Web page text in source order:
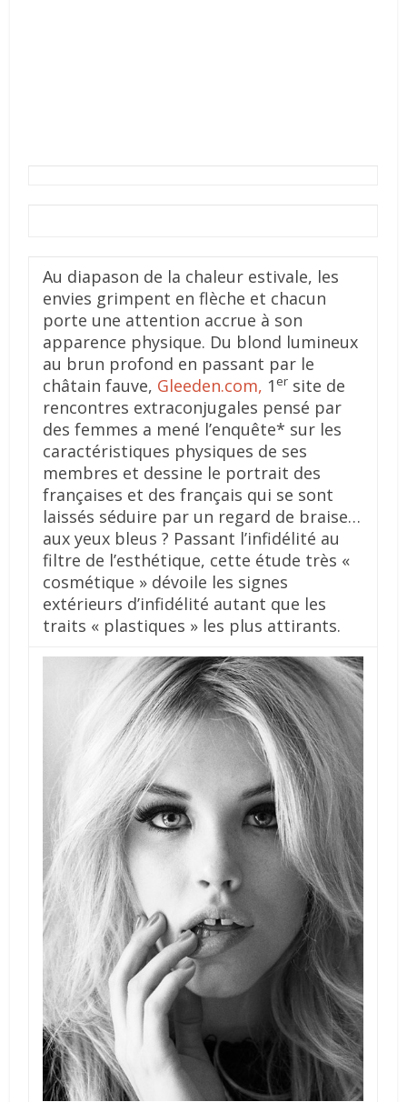
Au diapason de la chaleur estivale, les
envies grimpent en flèche et chacun
porte une attention accrue à son
apparence physique. Du blond lumineux
au brun profond en passant par le
châtain fauve, Gleeden.com, 1er site de
rencontres extraconjugales pensé par
des femmes a mené l’enquête* sur les
caractéristiques physiques de ses
membres et dessine le portrait des
françaises et des français qui se sont
laissés séduire par un regard de braise…
aux yeux bleus ? Passant l’infidélité au
filtre de l’esthétique, cette étude très «
cosmétique » dévoile les signes
extérieurs d’infidélité autant que les
traits « plastiques » les plus attirants.